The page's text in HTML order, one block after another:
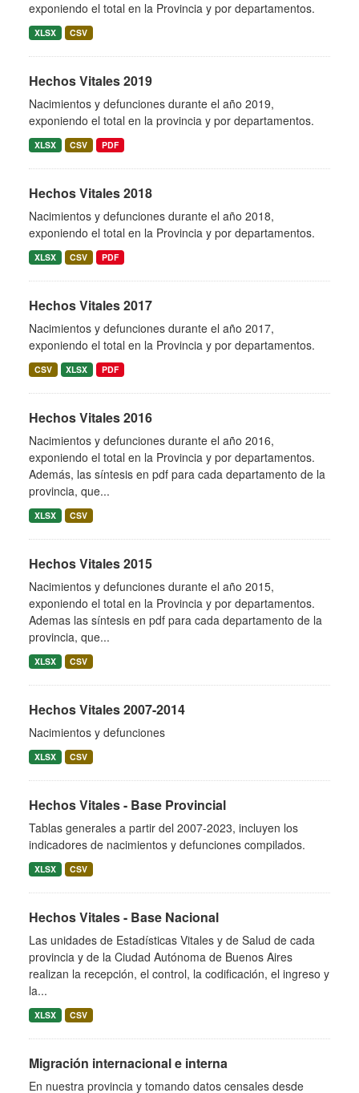
exponiendo el total en la Provincia y por departamentos.
XLSX CSV
Hechos Vitales 2019
Nacimientos y defunciones durante el año 2019,
exponiendo el total en la provincia y por departamentos.
XLSX CSV PDF
Hechos Vitales 2018
Nacimientos y defunciones durante el año 2018,
exponiendo el total en la Provincia y por departamentos.
XLSX CSV PDF
Hechos Vitales 2017
Nacimientos y defunciones durante el año 2017,
exponiendo el total en la Provincia y por departamentos.
CSV XLSX PDF
Hechos Vitales 2016
Nacimientos y defunciones durante el año 2016,
exponiendo el total en la Provincia y por departamentos.
Además, las síntesis en pdf para cada departamento de la
provincia, que...
XLSX CSV
Hechos Vitales 2015
Nacimientos y defunciones durante el año 2015,
exponiendo el total en la Provincia y por departamentos.
Ademas las síntesis en pdf para cada departamento de la
provincia, que...
XLSX CSV
Hechos Vitales 2007-2014
Nacimientos y defunciones
XLSX CSV
Hechos Vitales - Base Provincial
Tablas generales a partir del 2007-2023, incluyen los
indicadores de nacimientos y defunciones compilados.
XLSX CSV
Hechos Vitales - Base Nacional
Las unidades de Estadísticas Vitales y de Salud de cada
provincia y de la Ciudad Autónoma de Buenos Aires
realizan la recepción, el control, la codificación, el ingreso y
la...
XLSX CSV
Migración internacional e interna
En nuestra provincia y tomando datos censales desde